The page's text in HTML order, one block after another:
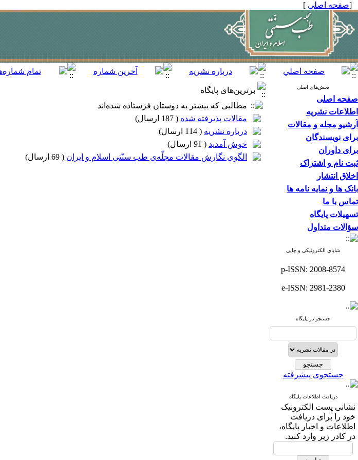
[صفحه اصلی ]
بخش‌های اصلی
صفحه اصلی
اطلاعات نشریه
آرشیو مجله و مقالات
برای نویسندگان
برای داوران
ثبت نام و اشتراک
اخلاق انتشار
بانک ها و نمایه نامه ها
تماس با ما
تسهیلات پایگاه
سؤالات متداول
شاپای الکترونیکی و چاپی
p-ISSN: 2008-8574
e-ISSN: 2981-2380
جستجو در پایگاه
جستجوی پیشرفته
دریافت اطلاعات پایگاه
نشانی پست الکترونیک
خود را برای دریافت
اطلاعات و اخبار پایگاه،
در کادر زیر وارد کنید.
برترین‌های پایگاه
مطالبی که بیشتر به دوستان فرستاده شده‌اند
مقالات پذیرفته شده (
)
درباره نشریه (
)
خوش آمدید (
)
الگوی نگارش مقالات مجلّه‌ی طب سنّتی اسلام و ایران (
)